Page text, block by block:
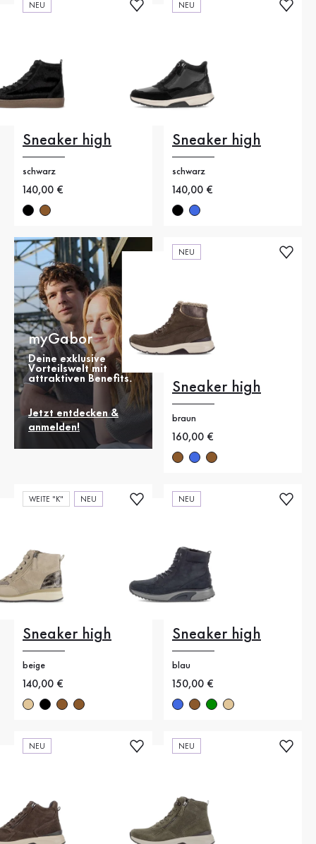
NEU
Sneaker high
schwarz
Neuer Preis
140,00 €
NEU
Sneaker high
schwarz
Neuer Preis
140,00 €
myGabor
Deine exklusive
Vorteilswelt mit
attraktiven Benefits.
Jetzt entdecken &
anmelden!
NEU
Sneaker high
braun
Neuer Preis
160,00 €
WEITE "K" NEU
Sneaker high
beige
Neuer Preis
140,00 €
NEU
Sneaker high
blau
Neuer Preis
150,00 €
NEU NEU